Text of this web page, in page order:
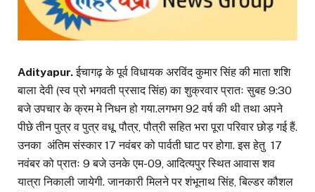
Adityapur.ईचागढ़ के पूर्व विधायक अरविंद कुमार सिंह की माता शशि
बाला देवी (स्व प्रो भगवती प्रसाद सिंह) का शुक्रवार प्रातः सुबह 9:30
बजे उपचार के क्रम मे निधन हो गया.लगभग 92 वर्ष की थी तथा अपने
पीछे तीन पुत्र व पुत्र वधू, पौत्र, पौत्री सहित भरा पूरा परिवार छोड़ गई हैं.
उनका अंतिम संस्कार 17 नवंबर को पार्वती घाट पर होगा. इस हेतु 17
नवंबर को प्रातः 9 बजे उनके एम-09, आदित्यपुर स्थित आवास शव
यात्रा निकाली जायेगी. जानकारी मिलने पर शंभूनाथ सिंह, बिल्डर कौशल